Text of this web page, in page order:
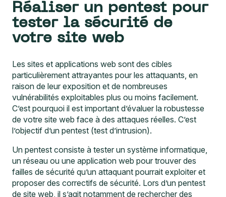
Réaliser un pentest pour
tester la sécurité de
votre site web
Les sites et applications web sont des cibles
particulièrement attrayantes pour les attaquants, en
raison de leur exposition et de nombreuses
vulnérabilités exploitables plus ou moins facilement.
C’est pourquoi il est important d’évaluer la robustesse
de votre site web face à des attaques réelles. C’est
l’objectif d’un pentest (test d’intrusion).
Un pentest consiste à tester un système informatique,
un réseau ou une application web pour trouver des
failles de sécurité qu’un attaquant pourrait exploiter et
proposer des correctifs de sécurité. Lors d’un pentest
de site web, il s’agit notamment de rechercher des